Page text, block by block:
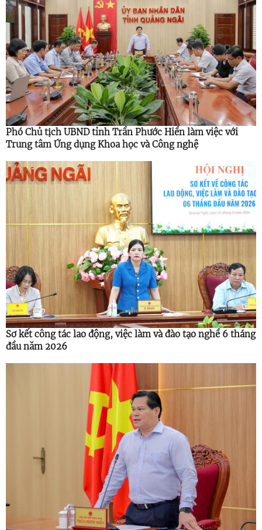
Phó Chủ tịch UBND tỉnh Trần Phước Hiền làm việc với
Trung tâm Ứng dụng Khoa học và Công nghệ
Sơ kết công tác lao động, việc làm và đào tạo nghề 6 tháng
đầu năm 2026